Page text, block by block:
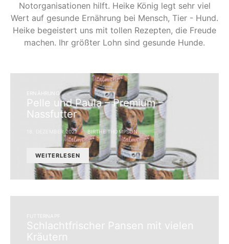
Notorganisationen hilft. Heike König legt sehr viel
Wert auf gesunde Ernährung bei Mensch, Tier - Hund.
Heike begeistert uns mit tollen Rezepten, die Freude
machen. Ihr größter Lohn sind gesunde Hunde.
ERNÄHRUNG
Pelle und Paula – Premium –
Nassfutter
18. DEZEMBER 2021 BIRTHE THOMPSON
WEITERLESEN
FUTTERNAPF
Schlachtfrischer Pansen mit vielen
Kräutern